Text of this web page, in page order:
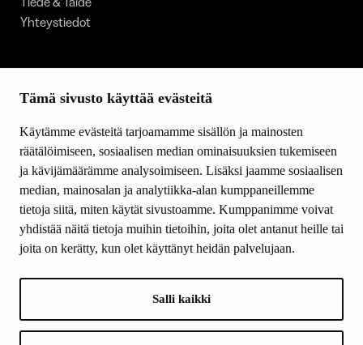
Tämä sivusto käyttää evästeitä
Käytämme evästeitä tarjoamamme sisällön ja mainosten
räätälöimiseen, sosiaalisen median ominaisuuksien tukemiseen
ja kävijämäärämme analysoimiseen. Lisäksi jaamme sosiaalisen
median, mainosalan ja analytiikka-alan kumppaneillemme
tietoja siitä, miten käytät sivustoamme. Kumppanimme voivat
yhdistää näitä tietoja muihin tietoihin, joita olet antanut heille tai
joita on kerätty, kun olet käyttänyt heidän palvelujaan.
Salli kaikki
Yhteystiedot
Facebook
Instagram
Youtube
LinkedIn
INFO
Suomen Kulttuurirahasto:
Kannatusyhdistys: